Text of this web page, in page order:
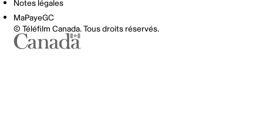
Notes légales
MaPayeGC
© Téléfilm Canada. Tous droits réservés.